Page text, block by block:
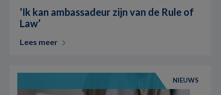
‘Ik kan ambassadeur zijn van de Rule of
Law’
Lees meer
NIEUWS